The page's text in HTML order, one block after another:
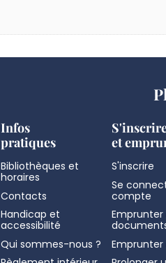
Infos
pratiques
Bibliothèques et
horaires
Contacts
Handicap et
accessibilité
Qui sommes-nous ?
et
S'inscrire
Se
compte
Emprunter